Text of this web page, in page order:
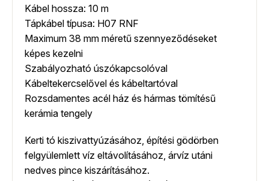
Kábel hossza: 10 m
Tápkábel típusa: H07 RNF
Maximum 38 mm méretű szennyeződéseket
képes kezelni
Szabályozható úszókapcsolóval
Kábeltekercselővel és kábeltartóval
Rozsdamentes acél ház és hármas tömítésű
kerámia tengely
Kerti tó kiszivattyúzásához, építési gödörben
felgyülemlett víz eltávolításához, árvíz utáni
nedves pince kiszárításához.